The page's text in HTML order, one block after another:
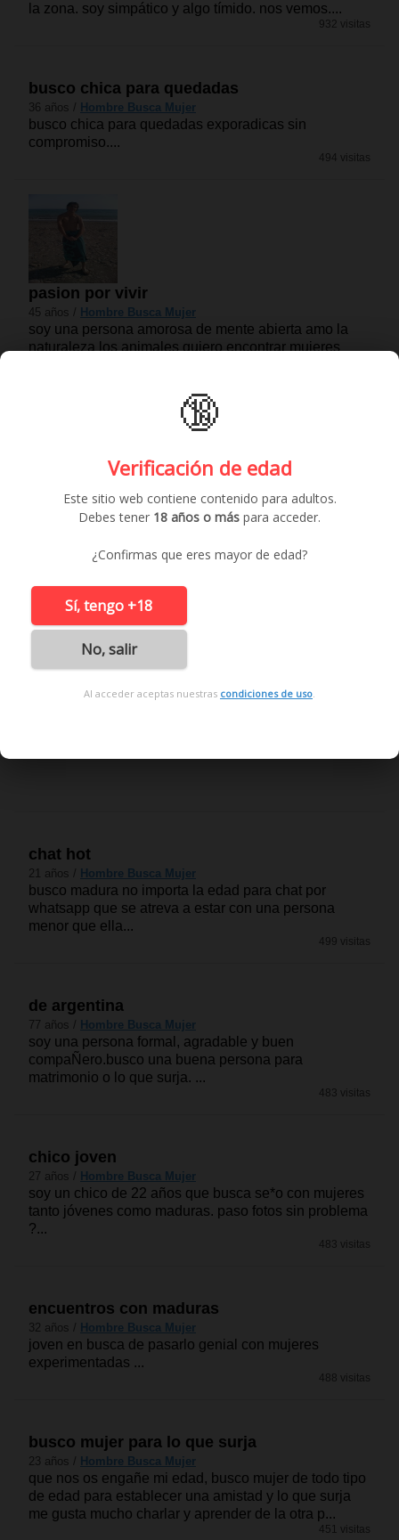
la zona. soy simpático y algo tímido. nos vemos....
932 visitas
busco chica para quedadas
36 años / Hombre Busca Mujer
busco chica para quedadas exporadicas sin
compromiso....
494 visitas
pasion por vivir
45 años / Hombre Busca Mujer
soy una persona amorosa de mente abierta amo la
naturaleza los animales quiero encontrar mujeres
tipo de cosas
busco chica interesada en probar cualquier tipo de
cosas ...
chat hot
21 años / Hombre Busca Mujer
busco madura no importa la edad para chat por
whatsapp que se atreva a estar con una persona
menor que ella...
499 visitas
de argentina
77 años / Hombre Busca Mujer
soy una persona formal, agradable y buen
compaÑero.busco una buena persona para
matrimonio o lo que surja. ...
483 visitas
chico joven
27 años / Hombre Busca Mujer
soy un chico de 22 años que busca se*o con mujeres
tanto jóvenes como maduras. paso fotos sin problema
?...
483 visitas
encuentros con maduras
32 años / Hombre Busca Mujer
joven en busca de pasarlo genial con mujeres
experimentadas ...
488 visitas
busco mujer para lo que surja
23 años / Hombre Busca Mujer
que nos os engañe mi edad, busco mujer de todo tipo
de edad para establecer una amistad y lo que surja
me gusta mucho charlar y aprender de la otra p...
451 visitas
🔞
Verificación de edad
Este sitio web contiene contenido para adultos.
Debes tener 18 años o más para acceder.
¿Confirmas que eres mayor de edad?
Sí, tengo +18
No, salir
Al acceder aceptas nuestras condiciones de uso